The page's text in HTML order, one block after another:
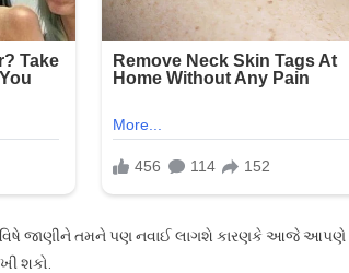
વિષે જાણીને તમને પણ નવાઈ લાગશે કારણકે આજે આપણે
શકો.